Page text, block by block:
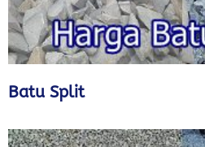
Batu Split